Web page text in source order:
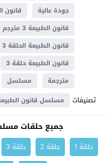
جودة عالية
قانون
قانون الطبيعة 3 مترجم
قانون الطبيعة الحلقة 3 مترجم
قانون الطبيعة حلقة 3
مترجمة
مسلسل
تصنيفات مسلسل قانون
جميع حلقات
حلقة 1 حلقة 2 حلقة 3